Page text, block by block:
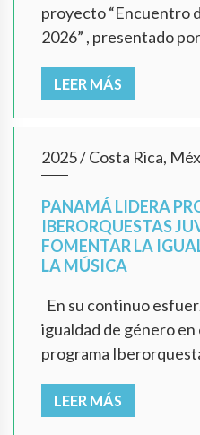
proyecto “Encuentro
2026” , presentado
LEER MÁS
2025/Costa Rica,
PANAMÁ LIDERA
IBERORQUESTAS
FOMENTAR LA
LA MÚSICA
En su continuo
igualdad de género en
programa
LEER MÁS